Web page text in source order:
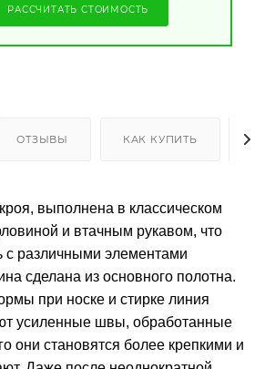
РАССЧИТАТЬ СТОИМОСТЬ
ОТЗЫВЫ КАК КУПИТЬ
выполнена в классическом
и втачным рукавом, что
с различными элементами
сделана из основного полотна.
при носке и стирке линия
усиленные швы, обработанные
они становятся более крепкими и